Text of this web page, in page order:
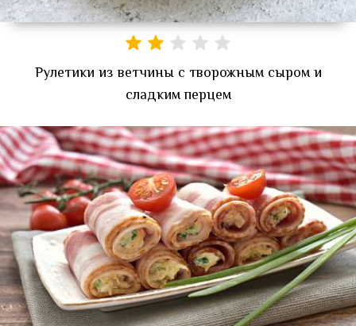
Рулетики из ветчины с творожным сыром и
сладким перцем